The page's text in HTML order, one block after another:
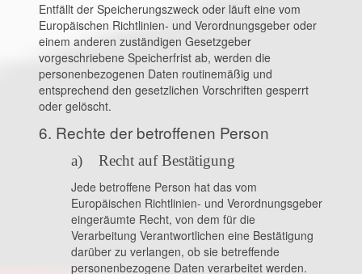
Entfällt der Speicherungszweck oder läuft eine vom
Europäischen Richtlinien- und Verordnungsgeber oder
einem anderen zuständigen Gesetzgeber
vorgeschriebene Speicherfrist ab, werden die
personenbezogenen Daten routinemäßig und
entsprechend den gesetzlichen Vorschriften gesperrt
oder gelöscht.
6. Rechte der betroffenen Person
a) Recht auf Bestätigung
Jede betroffene Person hat das vom
Europäischen Richtlinien- und Verordnungsgeber
eingeräumte Recht, von dem für die
Verarbeitung Verantwortlichen eine Bestätigung
darüber zu verlangen, ob sie betreffende
personenbezogene Daten verarbeitet werden.